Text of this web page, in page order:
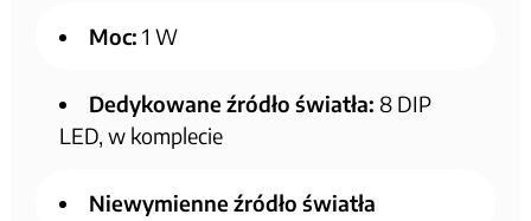
Moc: 1 W
Dedykowane źródło światła: 8 DIP
LED, w komplecie
Niewymienne źródło światła